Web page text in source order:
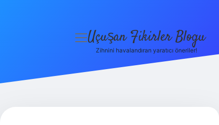
menüyü
Uçuşan Fikirler Blogu
Zihnini havalandıran yaratıcı öneriler!